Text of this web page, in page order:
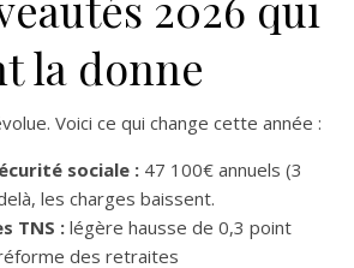
la donne
Voici ce qui change cette année :
sociale : 47 100€ annuels (3
les charges baissent.
TNS :légère hausse de 0,3 point
des retraites